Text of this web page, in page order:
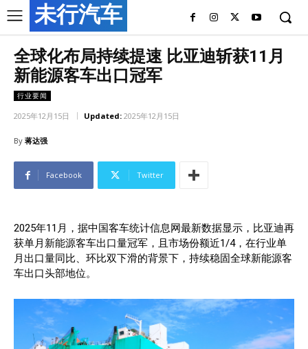
未行汽车
全球化布局持续提速 比亚迪斩获11月
新能源客车出口冠军
行业要闻
2025年12月15日 Updated: 2025年12月15日
By 蒋达强
Facebook Twitter
2025年11月，据中国客车统计信息网最新数据显示，比亚迪再
获单月新能源客车出口量冠军，且市场份额近1/4，在行业单
月出口量同比、环比双下滑的背景下，持续稳固全球新能源客
车出口头部地位。